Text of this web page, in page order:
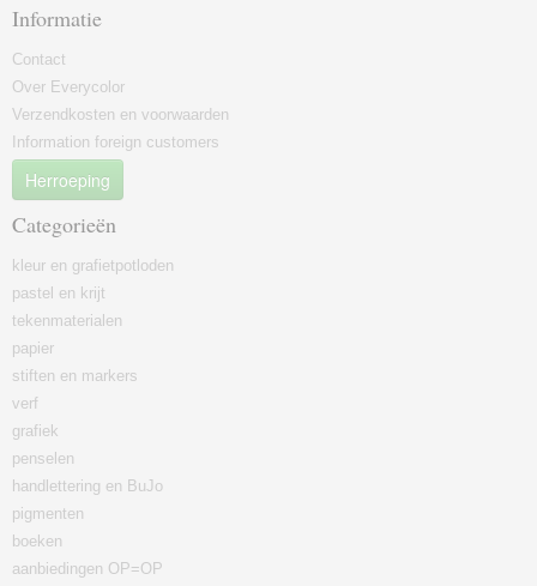
Informatie
Contact
Over Everycolor
Verzendkosten en voorwaarden
Information foreign customers
Herroeping
Categorieën
kleur en grafietpotloden
pastel en krijt
tekenmaterialen
papier
stiften en markers
verf
grafiek
penselen
handlettering en BuJo
pigmenten
boeken
aanbiedingen OP=OP